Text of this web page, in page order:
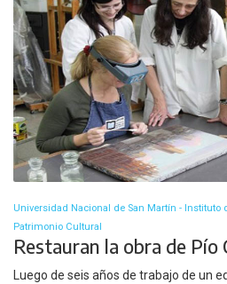
Universidad Nacional de San Martín - Instituto
Patrimonio Cultural
Restauran la obra de Pío
Luego de seis años de trabajo de un